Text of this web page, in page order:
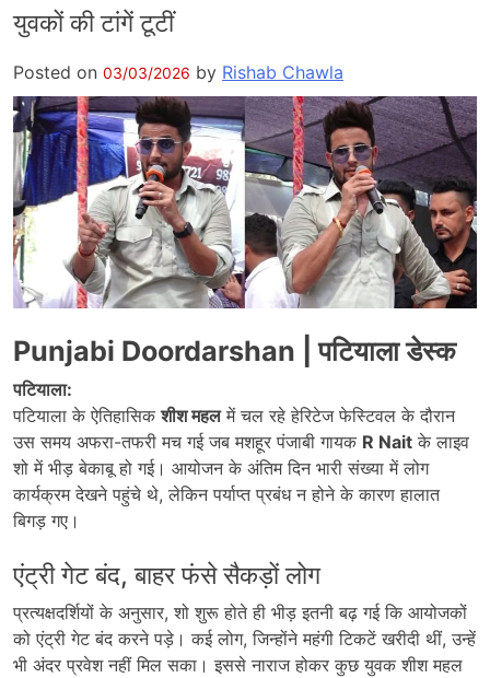
युवकों की टांगें टूटीं
Posted on 03/03/2026 by Rishab Chawla
Punjabi Doordarshan | पटियाला डेस्क
पटियाला:
पटियाला के ऐतिहासिकशीश महलमें चल रहे हेरिटेज फेस्टिवल के दौरान
उस समय अफरा-तफरी मच गई जब मशहूर पंजाबी गायक R Nait के लाइव
शो में भीड़ बेकाबू हो गई। आयोजन के अंतिम दिन भारी संख्या में लोग
कार्यक्रम देखने पहुंचे थे, लेकिन पर्याप्त प्रबंध न होने के कारण हालात
बिगड़ गए।
एंट्री गेट बंद, बाहर फंसे सैकड़ों लोग
प्रत्यक्षदर्शियों के अनुसार, शो शुरू होते ही भीड़ इतनी बढ़ गई कि आयोजकों
को एंट्री गेट बंद करने पड़े। कई लोग, जिन्होंने महंगी टिकटें खरीदी थीं, उन्हें
भी अंदर प्रवेश नहीं मिल सका। इससे नाराज होकर कुछ युवक शीश महल